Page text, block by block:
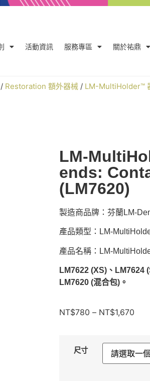
活動資訊 服務專區 關於祐鼎
/ Restoration 額外器械 / LM-MultiHolder™
LM-
ends:
(LM7620)
製造商品牌：芬蘭LM-
產品類型：LM-
產品名稱：LM-
LM7622 (XS)、 LM7624
LM7620 (混合包) 。
NT$780 – NT$1,670
尺寸